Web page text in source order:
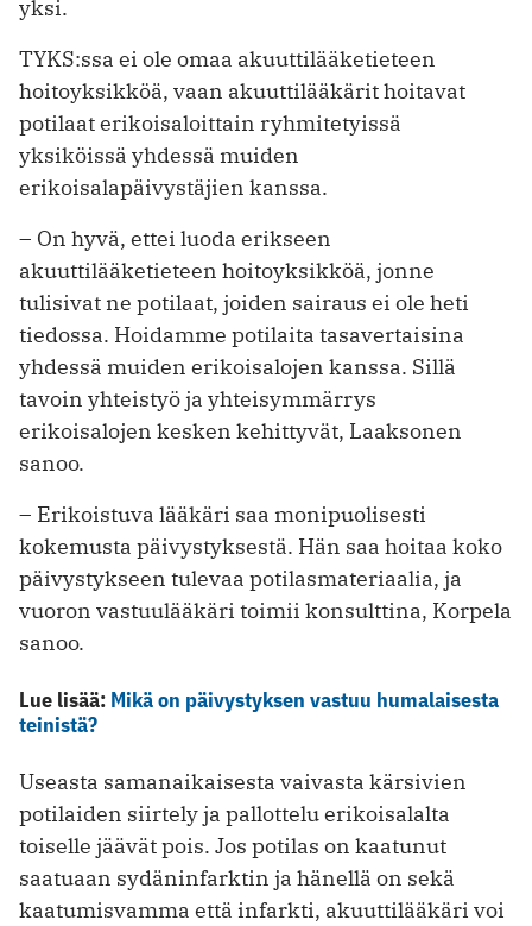
yksi.
TYKS:ssa ei ole omaa akuuttilääketieteen
hoitoyksikköä, vaan akuuttilääkärit hoitavat
potilaat erikoisaloittain ryhmitetyissä
yksiköissä yhdessä muiden
erikoisalapäivystäjien kanssa.
– On hyvä, ettei luoda erikseen
akuuttilääketieteen hoitoyksikköä, jonne
tulisivat ne potilaat, joiden sairaus ei ole heti
tiedossa. Hoidamme potilaita tasavertaisina
yhdessä muiden erikoisalojen kanssa. Sillä
tavoin yhteistyö ja yhteisymmärrys
erikoisalojen kesken kehittyvät, Laaksonen
sanoo.
– Erikoistuva lääkäri saa monipuolisesti
kokemusta päivystyksestä. Hän saa hoitaa koko
päivystykseen tulevaa potilasmateriaalia, ja
vuoron vastuulääkäri toimii konsulttina, Korpela
sanoo.
Lue lisää: Mikä on päivystyksen vastuu humalaisesta
teinistä?
Useasta samanaikaisesta vaivasta kärsivien
potilaiden siirtely ja pallottelu erikoisalalta
toiselle jäävät pois. Jos potilas on kaatunut
saatuaan sydäninfarktin ja hänellä on sekä
kaatumisvamma että infarkti, akuuttilääkäri voi